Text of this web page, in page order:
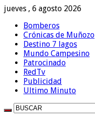
jueves , 6 agosto 2026
Bomberos
Crónicas de Muñozo
Destino 7 lagos
Mundo Campesino
Patrocinado
RedTv
Publicidad
Ultimo Minuto